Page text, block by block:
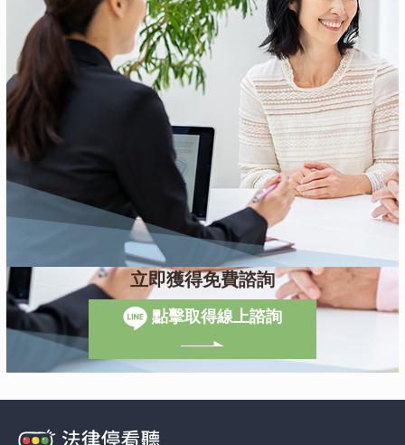
立即獲得免費諮詢
點擊取得線上諮詢